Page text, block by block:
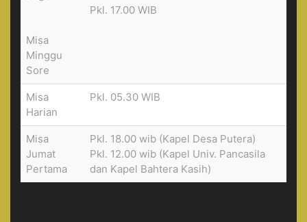
Misa
Minggu
Sore
Pkl. 17.00 WIB
Misa
Harian
Pkl. 05.30 WIB
Misa
Jumat
Pertama
Pkl. 18.00 wib (Kapel Desa Putera)
Pkl. 12.00 wib (Kapel Univ. Pancasila
dan Kapel Bahtera Kasih)